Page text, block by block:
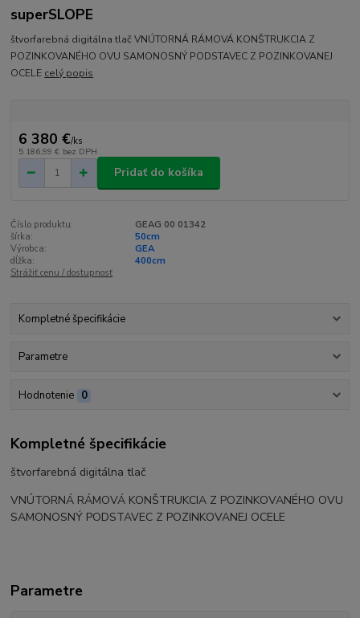
superSLOPE
štvorfarebná digitálna tlač VNÚTORNÁ RÁMOVÁ KONŠTRUKCIA Z
POZINKOVANÉHO OVU SAMONOSNÝ PODSTAVEC Z POZINKOVANEJ
OCELE celý popis
6 380 €/ks
5 186,99 € bez DPH
Pridať do košíka
Číslo produktu:
GEAG 00 01342
šírka:
50cm
Výrobca:
GEA
dĺžka:
400cm
Strážiť cenu / dostupnosť
Kompletné špecifikácie
Parametre
Hodnotenie 0
Kompletné špecifikácie
štvorfarebná digitálna tlač
VNÚTORNÁ RÁMOVÁ KONŠTRUKCIA Z POZINKOVANÉHO OVU
SAMONOSNÝ PODSTAVEC Z POZINKOVANEJ OCELE
Parametre